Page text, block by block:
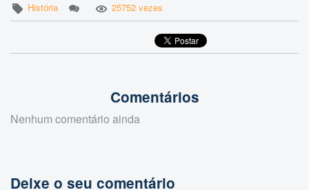
História 25752 vezes
Comentários
Nenhum comentário ainda
Deixe o seu comentário